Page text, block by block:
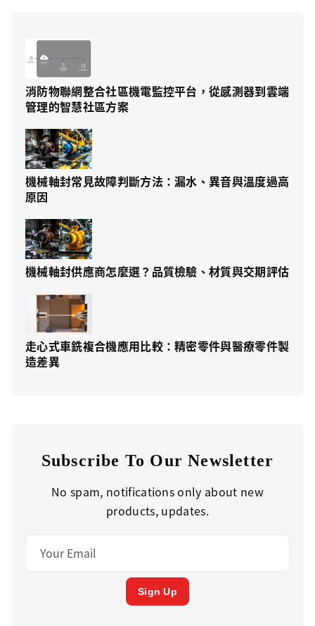
消防物聯網整合社區機電監控平台，從感測器到雲端
管理的智慧社區方案
機械軸封常見故障判斷方法：漏水、異音與溫度過高
原因
機械軸封供應商怎麼選？品質檢驗、材質與交期評估
走心式車銑複合機應用比較：精密零件與醫療零件製
造差異
Subscribe To Our Newsletter
No spam, notifications only about new
products, updates.
Sign Up